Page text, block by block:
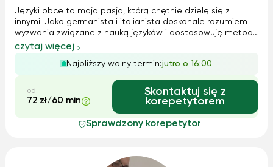
Języki obce to moja pasja, którą chętnie dzielę się z
innymi! Jako germanista i italianista doskonale rozumiem
wyzwania związane z nauką języków i dostosowuję metody
pracy do indywidualnych potrzeb ucznia. Stawiam na
empatię, indywidualizację i przyjazną atmosferę – chcę,
aby każdy czuł się komforto...
czytaj więcej
Najbliższy wolny termin:jutro o 16:00
od
72 zł/60 min
Skontaktuj się z
korepetytorem
Sprawdzony korepetytor